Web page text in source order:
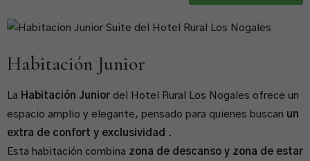
Habitación Junior
La Habitación Junior del Hotel Rural Los Nogales ofrece un
espacio amplio y elegante, pensado para quienes buscan un
extra de confort y exclusividad .
Esta habitación combina zona de descanso y zona de estar